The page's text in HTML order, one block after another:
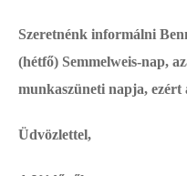
Szeretnénk informálni
(hétfő) Semmelweis-nap,
munkaszüneti napja, ezért
Üdvözlettel,